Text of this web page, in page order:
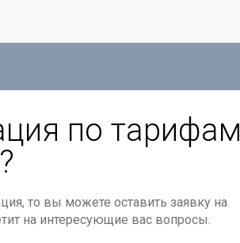
по тарифам
то вы можете оставить заявку на
на интересующие вас вопросы.